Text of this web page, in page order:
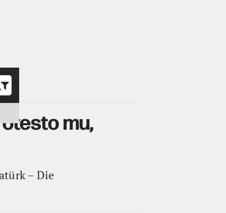
mu,
– Die